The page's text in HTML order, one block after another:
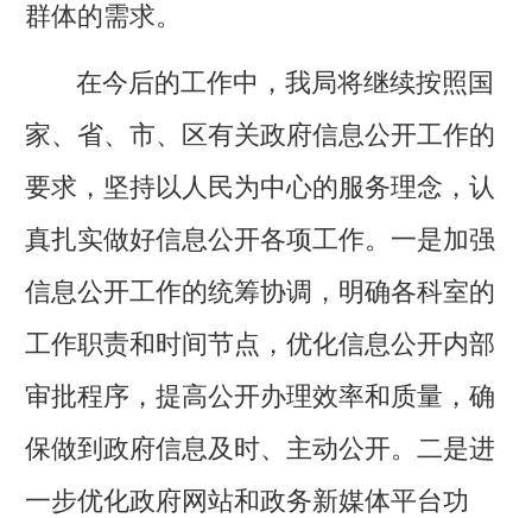
群体的需求。
在今后的工作中，我局将继续按照国
家、省、市、区有关政府信息公开工作的
要求，坚持以人民为中心的服务理念，认
真扎实做好信息公开各项工作。一是加强
信息公开工作的统筹协调，明确各科室的
工作职责和时间节点，优化信息公开内部
审批程序，提高公开办理效率和质量，确
保做到政府信息及时、主动公开。二是进
一步优化政府网站和政务新媒体平台功